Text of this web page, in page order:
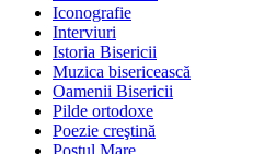
Iconografie
Interviuri
Istoria Bisericii
Muzica bisericească
Oamenii Bisericii
Pilde ortodoxe
Poezie creştină
Postul Mare